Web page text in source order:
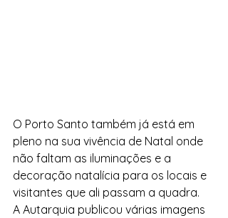
O Porto Santo também já está em
pleno na sua vivência de Natal onde
não faltam as iluminações e a
decoração natalícia para os locais e
visitantes que ali passam a quadra.
A Autarquia publicou várias imagens